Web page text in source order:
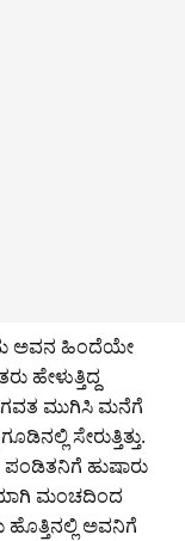
ಅವನ ಹಿಂದೆಯೇ
ಹೇಳುತ್ತಿದ್ದ
ಮುಗಿಸಿ ಮನೆಗೆ
ಸೇರುತ್ತಿತ್ತು.
ಹುಷಾರು
ಮಂಚದಿಂದ
ಹೊತ್ತಿನಲ್ಲಿ ಅವನಿಗೆ